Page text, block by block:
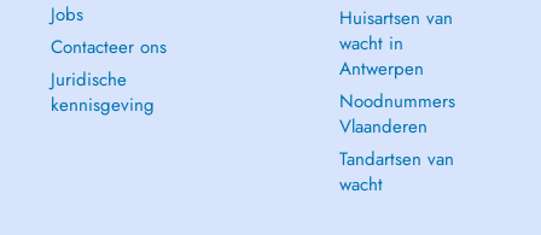
Jobs
Contacteer ons
Juridische
kennisgeving
Huisartsen van
wacht in
Antwerpen
Noodnummers
Vlaanderen
Tandartsen van
wacht